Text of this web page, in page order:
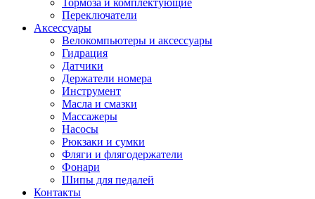
Тормоза и комплектующие
Переключатели
Аксессуары
Велокомпьютеры и аксессуары
Гидрация
Датчики
Держатели номера
Инструмент
Масла и смазки
Массажеры
Насосы
Рюкзаки и сумки
Фляги и флягодержатели
Фонари
Шипы для педалей
Контакты